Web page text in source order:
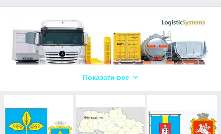
Показати все